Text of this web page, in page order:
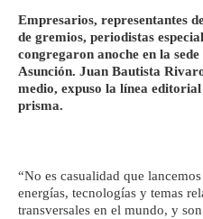
Empresarios, representantes
de gremios, periodistas
congregaron anoche en la
Asunción. Juan Bautista
medio, expuso la línea
prisma.
“No es casualidad que
energías, tecnologías y temas
transversales en el mundo, y